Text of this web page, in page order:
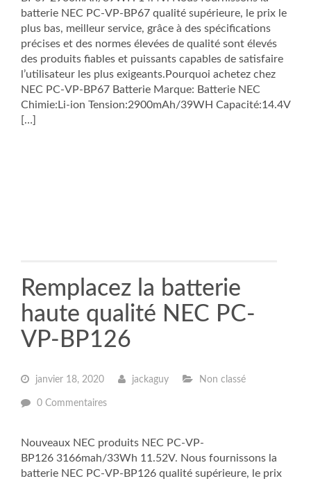
batterie NEC PC-VP-BP67 qualité supérieure, le prix le
plus bas, meilleur service, grâce à des spécifications
précises et des normes élevées de qualité sont élevés
des produits fiables et puissants capables de satisfaire
l’utilisateur les plus exigeants.Pourquoi achetez chez
NEC PC-VP-BP67 Batterie Marque: Batterie NEC
Chimie:Li-ion Tension:2900mAh/39WH Capacité:14.4V
[…]
Remplacez la batterie
haute qualité NEC PC-
VP-BP126
janvier 18, 2020 jackaguy Non classé
0 Commentaires
Nouveaux NEC produits NEC PC-VP-
BP126 3166mah/33Wh 11.52V. Nous fournissons la
batterie NEC PC-VP-BP126 qualité supérieure, le prix